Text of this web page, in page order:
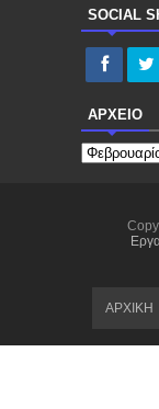
SOCIAL
ΑΡΧΕΙΟ
ΑΡΧΙΚΗ